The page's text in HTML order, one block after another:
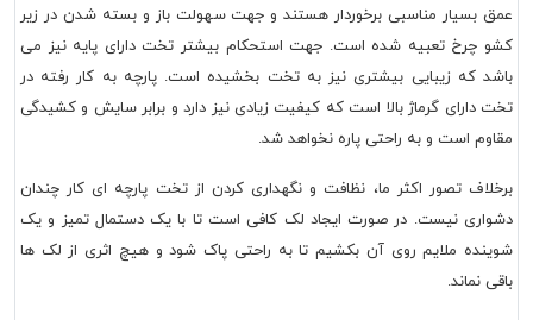
عمق بسیار مناسبی برخوردار هستند و جهت سهولت باز و بسته شدن در زیر
کشو چرخ تعبیه شده است. جهت استحکام بیشتر تخت دارای پایه نیز می
باشد که زیبایی بیشتری نیز به تخت بخشیده است. پارچه به کار رفته در
تخت دارای گرماژ بالا است که کیفیت زیادی نیز دارد و برابر سایش و کشیدگی
مقاوم است و به راحتی پاره نخواهد شد.
برخلاف تصور اکثر ما، نظافت و نگهداری کردن از تخت پارچه ای کار چندان
دشواری نیست. در صورت ایجاد لک کافی است تا با یک دستمال تمیز و یک
شوینده ملایم روی آن بکشیم تا به راحتی پاک شود و هیچ اثری از لک ها
باقی نماند.